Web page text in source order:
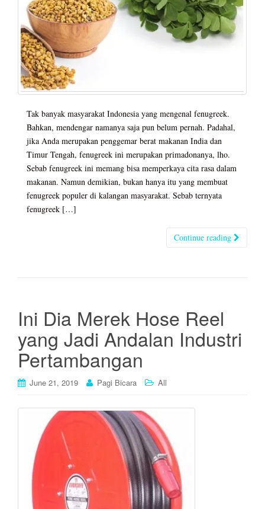
Tak banyak masyarakat Indonesia yang mengenal fenugreek.
Bahkan, mendengar namanya saja pun belum pernah. Padahal,
jika Anda merupakan penggemar berat makanan India dan
Timur Tengah, fenugreek ini merupakan primadonanya, lho.
Sebab fenugreek ini memang bisa memperkaya cita rasa dalam
makanan. Namun demikian, bukan hanya itu yang membuat
fenugreek populer di kalangan masyarakat. Sebab ternyata
fenugreek […]
Continue reading
Ini Dia Merek Hose Reel
yang Jadi Andalan Industri
Pertambangan
June 21, 2019 Pagi Bicara All